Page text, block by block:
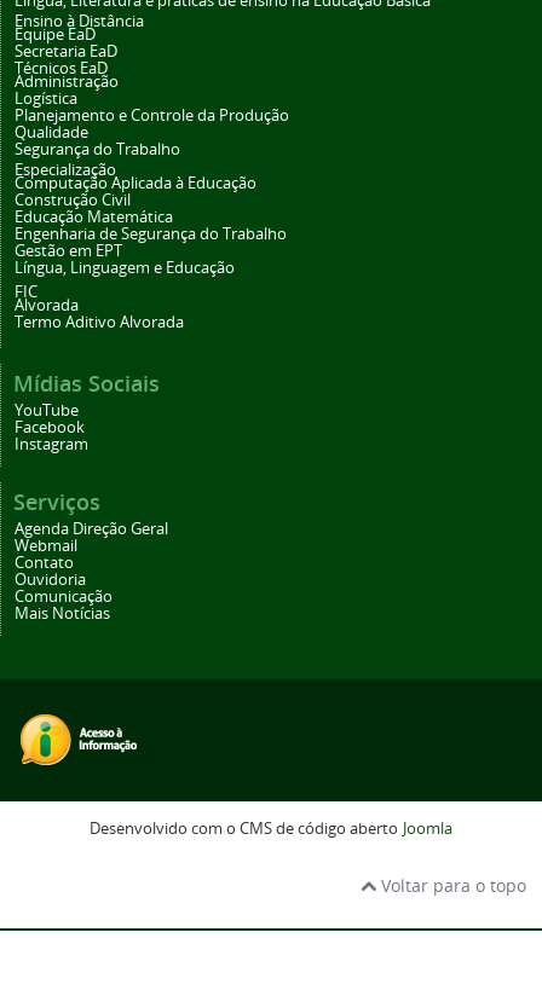
Ensino à Distância
Equipe EaD
Secretaria EaD
Técnicos EaD
Administração
Logística
Planejamento e Controle da Produção
Qualidade
Segurança do Trabalho
Especialização
Computação Aplicada à Educação
Construção Civil
Educação Matemática
Engenharia de Segurança do Trabalho
Gestão em EPT
Língua, Linguagem e Educação
FIC
Alvorada
Termo Aditivo Alvorada
Mídias Sociais
YouTube
Facebook
Instagram
Serviços
Agenda Direção Geral
Webmail
Contato
Ouvidoria
Comunicação
Mais Notícias
Desenvolvido com o CMS de código aberto Joomla
Voltar para o topo